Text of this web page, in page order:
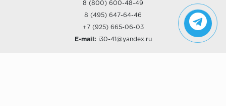
8 (800) 600-48-49
8 (495) 647-64-46
+7 (925) 665-06-03
E-mail: i30-41@yandex.ru